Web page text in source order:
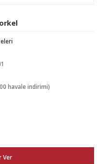
havale indirimi)
Ver